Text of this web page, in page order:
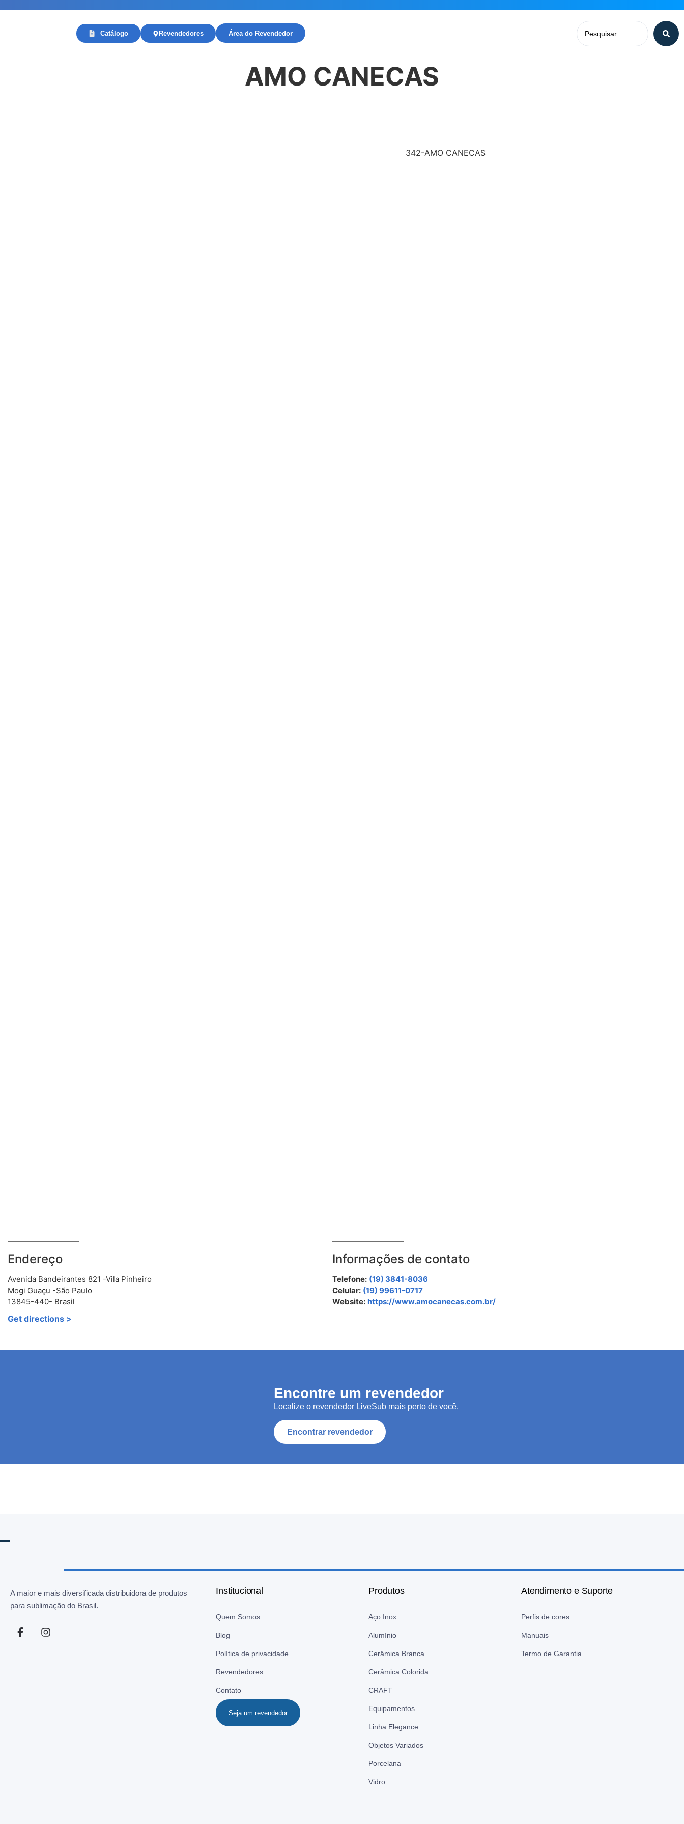
Catálogo Revendedores Área do Revendedor
AMO CANECAS
342-AMO CANECAS
Endereço
Avenida Bandeirantes 821 -Vila Pinheiro
Mogi Guaçu -São Paulo
13845-440- Brasil
Get directions >
Informações de contato
Telefone: (19) 3841-8036
Celular: (19) 99611-0717
Website: https://www.amocanecas.com.br/
Encontre um revendedor
Localize o revendedor LiveSub mais perto de você.
Encontrar revendedor
A maior e mais diversificada distribuidora de produtos
para sublimação do Brasil.
Institucional
Quem Somos
Blog
Política de privacidade
Revendedores
Contato
Seja um revendedor
Produtos
Aço Inox
Alumínio
Cerâmica Branca
Cerâmica Colorida
CRAFT
Equipamentos
Linha Elegance
Objetos Variados
Porcelana
Vidro
Atendimento e Suporte
Perfis de cores
Manuais
Termo de Garantia